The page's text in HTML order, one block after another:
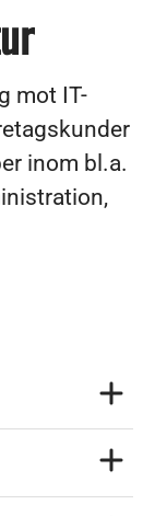
mot IT-
inom bl.a.